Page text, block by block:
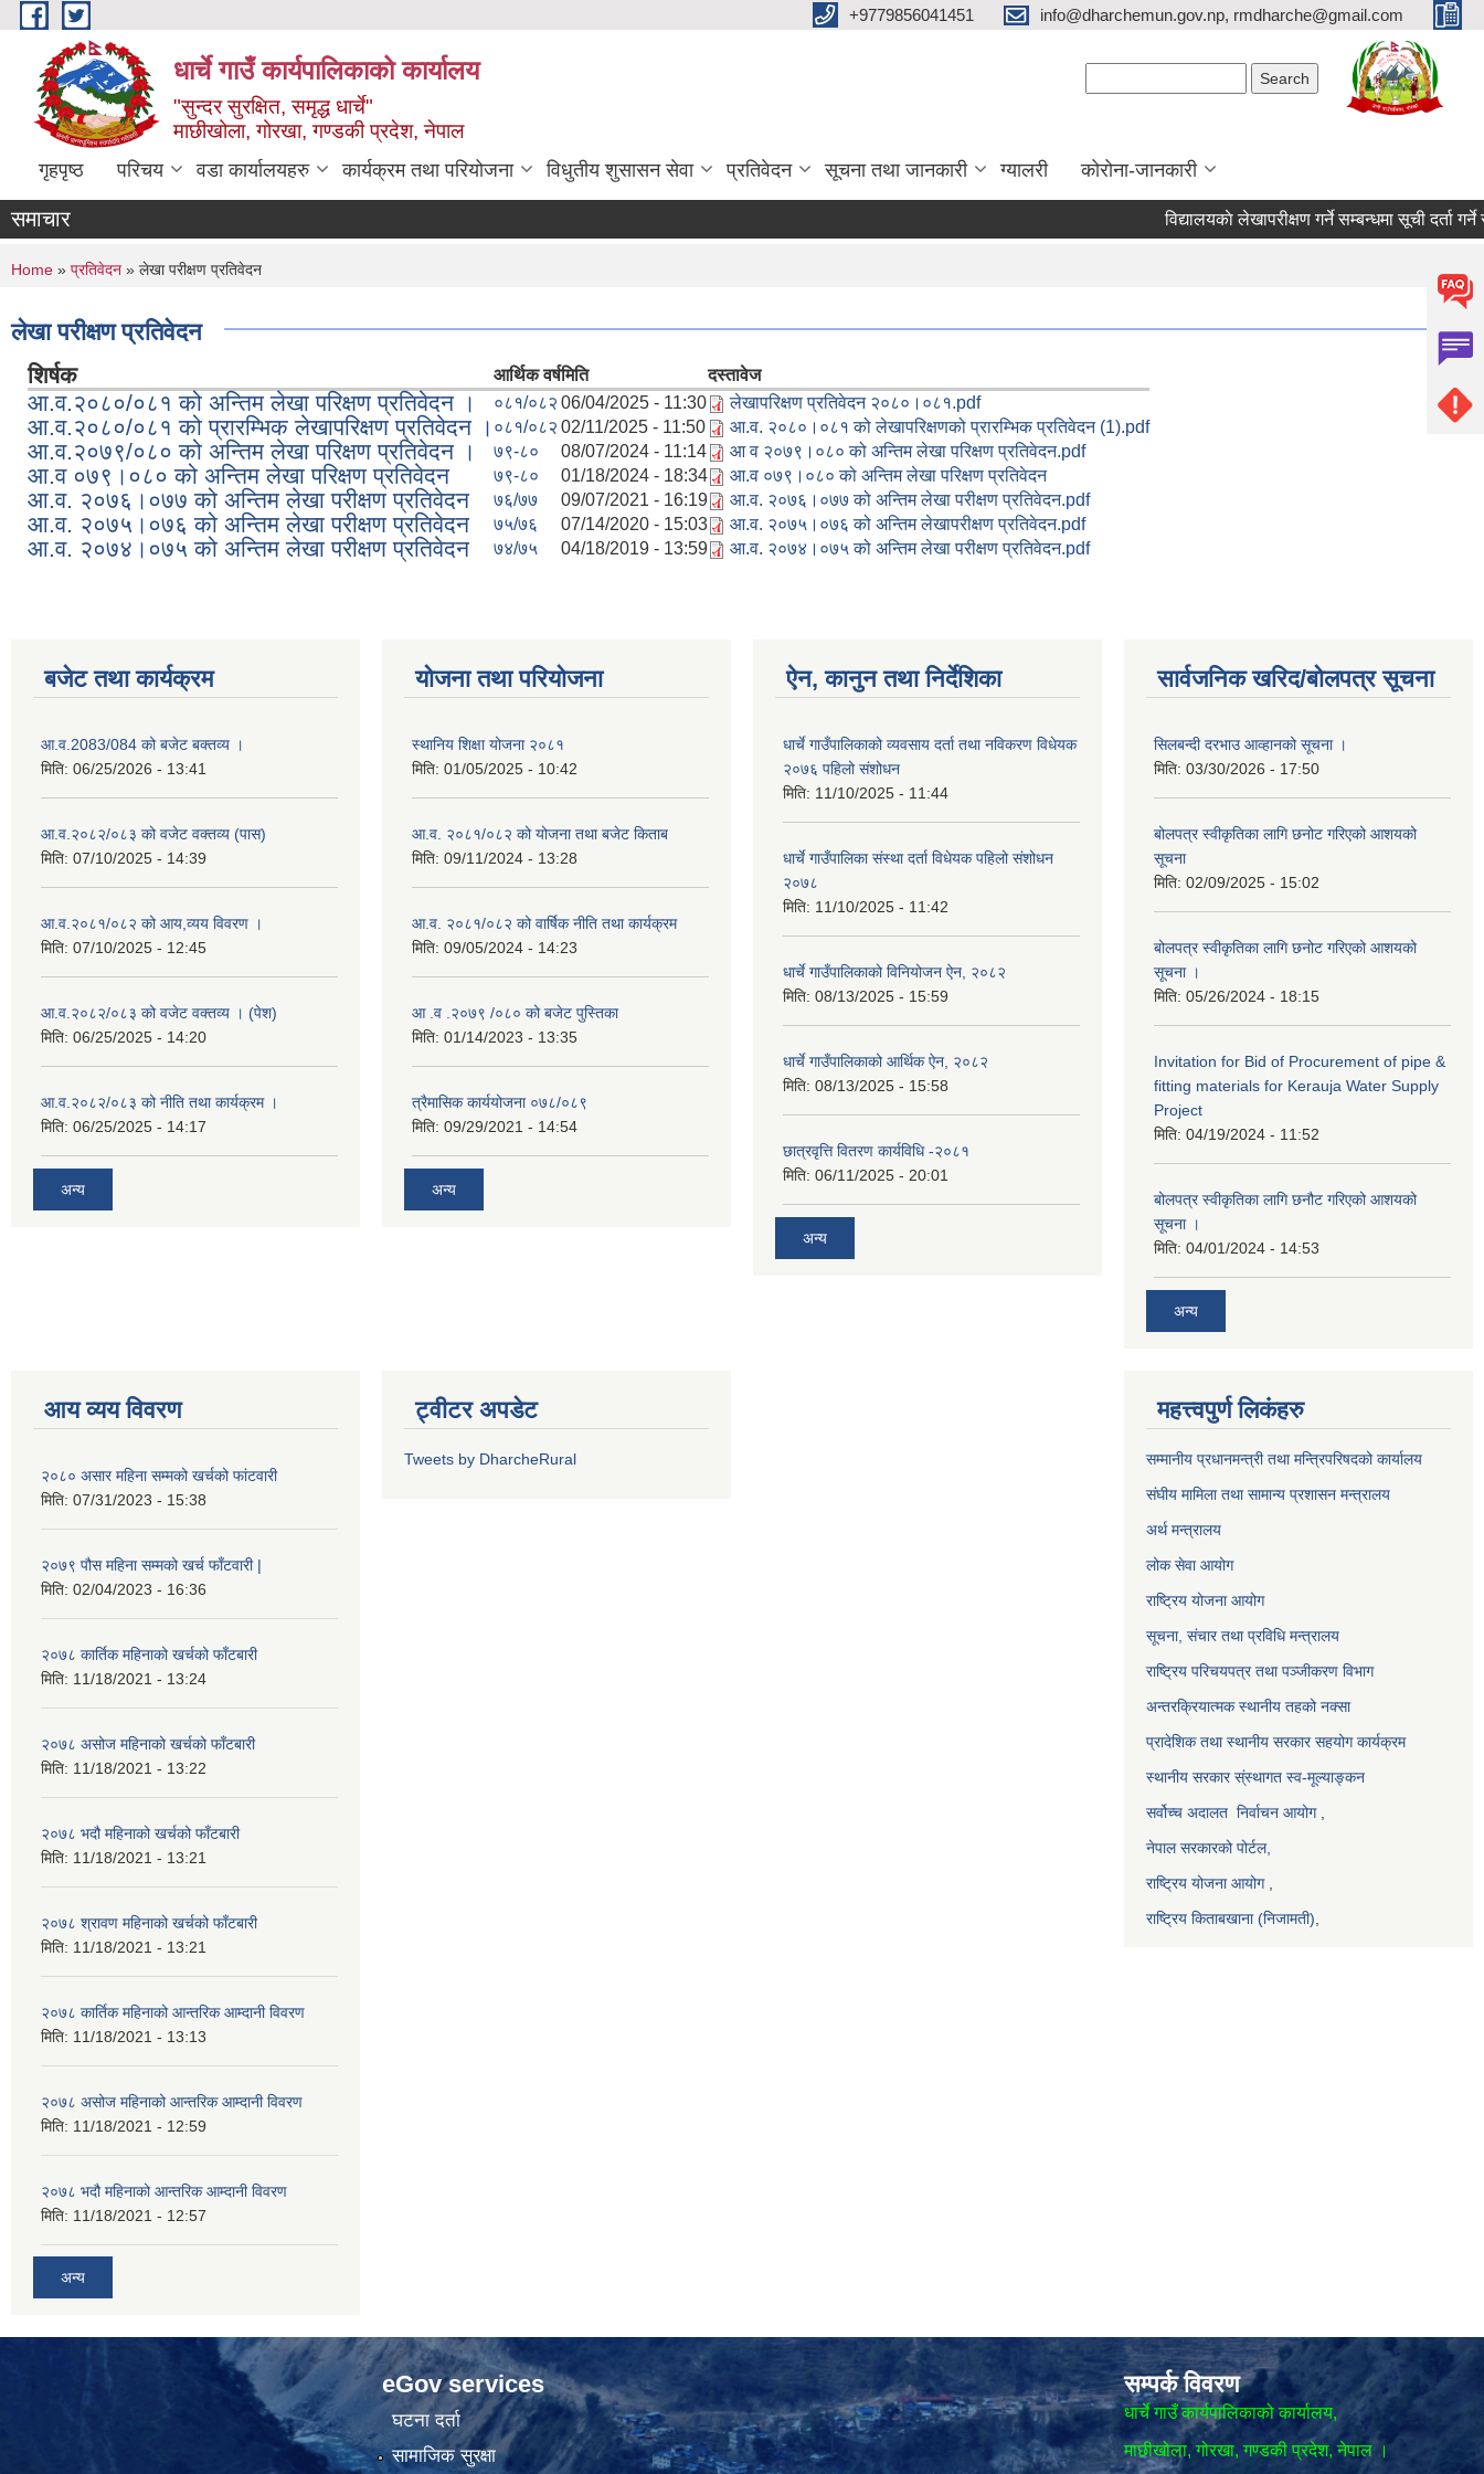
Skip to main content +9779856041451 info@dharchemun.gov.np, rmdharche@gmail.com
धार्चे गाउँ कार्यपालिकाको कार्यालय
"सुन्दर सुरक्षित, समृद्ध धार्चे"
माछीखोला, गोरखा, गण्डकी प्रदेश, नेपाल
गृहपृष्ठ परिचय वडा कार्यालयहरु कार्यक्रम तथा परियोजना विधुतीय शुसासन सेवा प्रतिवेदन सूचना तथा जानकारी ग्यालरी कोरोना-जानकारी
समाचार विद्यालयकाे लेखापरीक्षण गर्ने सम्बन्धमा सूची दर्ता गर्ने
You are here
Home » प्रतिवेदन » लेखा परीक्षण प्रतिवेदन
लेखा परीक्षण प्रतिवेदन
शिर्षक आर्थिक वर्षमिति दस्तावेज
आ.व.२०८०/०८१ को अन्तिम लेखा परिक्षण प्रतिवेदन । ०८१/०८२ 06/04/2025 - 11:30 लेखापरिक्षण प्रतिवेदन २०८०।०८१.pdf
आ.व.२०८०/०८१ को प्रारम्भिक लेखापरिक्षण प्रतिवेदन । ०८१/०८२ 02/11/2025 - 11:50 आ.व. २०८०।०८१ को लेखापरिक्षणको प्रारम्भिक प्रतिवेदन (1).pdf
आ.व.२०७९/०८० को अन्तिम लेखा परिक्षण प्रतिवेदन । ७९-८० 08/07/2024 - 11:14 आ व २०७९।०८० को अन्तिम लेखा परिक्षण प्रतिवेदन.pdf
आ.व ०७९।०८० को अन्तिम लेखा परिक्षण प्रतिवेदन ७९-८० 01/18/2024 - 18:34 आ.व ०७९।०८० को अन्तिम लेखा परिक्षण प्रतिवेदन
आ.व. २०७६।०७७ को अन्तिम लेखा परीक्षण प्रतिवेदन ७६/७७ 09/07/2021 - 16:19 आ.व. २०७६।०७७ को अन्तिम लेखा परीक्षण प्रतिवेदन.pdf
आ.व. २०७५।०७६ को अन्तिम लेखा परीक्षण प्रतिवेदन ७५/७६ 07/14/2020 - 15:03 आ.व. २०७५।०७६ को अन्तिम लेखापरीक्षण प्रतिवेदन.pdf
आ.व. २०७४।०७५ को अन्तिम लेखा परीक्षण प्रतिवेदन ७४/७५ 04/18/2019 - 13:59 आ.व. २०७४।०७५ को अन्तिम लेखा परीक्षण प्रतिवेदन.pdf
बजेट तथा कार्यक्रम
आ.व.2083/084 को बजेट बक्तव्य ।
मिति: 06/25/2026 - 13:41
आ.व.२०८२/०८३ को वजेट वक्तव्य (पास)
मिति: 07/10/2025 - 14:39
आ.व.२०८१/०८२ को आय,व्यय विवरण ।
मिति: 07/10/2025 - 12:45
आ.व.२०८२/०८३ को वजेट वक्तव्य । (पेश)
मिति: 06/25/2025 - 14:20
आ.व.२०८२/०८३ को नीति तथा कार्यक्रम ।
मिति: 06/25/2025 - 14:17
अन्य
योजना तथा परियोजना
स्थानिय शिक्षा योजना २०८१
मिति: 01/05/2025 - 10:42
आ.व. २०८१/०८२ को योजना तथा बजेट किताब
मिति: 09/11/2024 - 13:28
आ.व. २०८१/०८२ को वार्षिक नीति तथा कार्यक्रम
मिति: 09/05/2024 - 14:23
आ .व .२०७९ /०८० को बजेट पुस्तिका
मिति: 01/14/2023 - 13:35
त्रैमासिक कार्ययोजना ०७८/०८९
मिति: 09/29/2021 - 14:54
अन्य
ऐन, कानुन तथा निर्देशिका
धार्चे गाउँपालिकाको व्यवसाय दर्ता तथा नविकरण विधेयक
२०७६ पहिलो संशोधन
मिति: 11/10/2025 - 11:44
धार्चे गाउँपालिका संस्था दर्ता विधेयक पहिलो संशोधन
२०७८
मिति: 11/10/2025 - 11:42
धार्चे गाउँपालिकाको विनियोजन ऐन, २०८२
मिति: 08/13/2025 - 15:59
धार्चे गाउँपालिकाको आर्थिक ऐन, २०८२
मिति: 08/13/2025 - 15:58
छात्रवृत्ति वितरण कार्यविधि -२०८१
मिति: 06/11/2025 - 20:01
अन्य
सार्वजनिक खरिद/बोलपत्र सूचना
सिलबन्दी दरभाउ आव्हानको सूचना ।
मिति: 03/30/2026 - 17:50
बोलपत्र स्वीकृतिका लागि छनोट गरिएको आशयको
सूचना
मिति: 02/09/2025 - 15:02
बोलपत्र स्वीकृतिका लागि छनोट गरिएको आशयको
सूचना ।
मिति: 05/26/2024 - 18:15
Invitation for Bid of Procurement of pipe &
fitting materials for Kerauja Water Supply
Project
मिति: 04/19/2024 - 11:52
बोलपत्र स्वीकृतिका लागि छनौट गरिएको आशयको
सूचना ।
मिति: 04/01/2024 - 14:53
अन्य
आय व्यय विवरण
२०८० असार महिना सम्मको खर्चको फांटवारी
मिति: 07/31/2023 - 15:38
२०७९ पौस महिना सम्मको खर्च फाँटवारी |
मिति: 02/04/2023 - 16:36
२०७८ कार्तिक महिनाको खर्चको फाँटबारी
मिति: 11/18/2021 - 13:24
२०७८ असोज महिनाको खर्चको फाँटबारी
मिति: 11/18/2021 - 13:22
२०७८ भदौ महिनाको खर्चको फाँटबारी
मिति: 11/18/2021 - 13:21
२०७८ श्रावण महिनाको खर्चको फाँटबारी
मिति: 11/18/2021 - 13:21
२०७८ कार्तिक महिनाको आन्तरिक आम्दानी विवरण
मिति: 11/18/2021 - 13:13
२०७८ असोज महिनाको आन्तरिक आम्दानी विवरण
मिति: 11/18/2021 - 12:59
२०७८ भदौ महिनाको आन्तरिक आम्दानी विवरण
मिति: 11/18/2021 - 12:57
अन्य
ट्वीटर अपडेट
Tweets by DharcheRural
महत्त्वपुर्ण लिकंहरु
सम्मानीय प्रधानमन्त्री तथा मन्त्रिपरिषदको कार्यालय
संघीय मामिला तथा सामान्य प्रशासन मन्त्रालय
अर्थ मन्त्रालय
लोक सेवा आयोग
राष्ट्रिय योजना आयोग
सूचना, संचार तथा प्रविधि मन्त्रालय
राष्ट्रिय परिचयपत्र तथा पञ्जीकरण विभाग
अन्तरक्रियात्मक स्थानीय तहको नक्सा
प्रादेशिक तथा स्थानीय सरकार सहयोग कार्यक्रम
स्थानीय सरकार स्ंस्थागत स्व-मूल्याङ्कन
सर्वोच्च अदालत निर्वाचन आयोग,
नेपाल सरकारको पोर्टल,
राष्ट्रिय योजना आयोग,
राष्ट्रिय किताबखाना (निजामती)
eGov services
घटना दर्ता
सामाजिक सुरक्षा
सम्पर्क विवरण
धार्चे गाउँ कार्यपालिकाको कार्यालय,
माछीखोला, गोरखा, गण्डकी प्रदेश, नेपाल ।